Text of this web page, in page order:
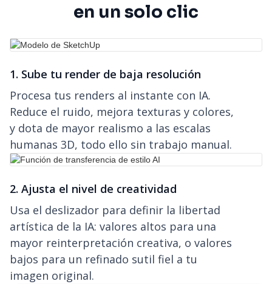
en un solo clic
1. Sube tu render de baja resolución
Procesa tus renders al instante con IA.
Reduce el ruido, mejora texturas y colores,
y dota de mayor realismo a las escalas
humanas 3D, todo ello sin trabajo manual.
2. Ajusta el nivel de creatividad
Usa el deslizador para definir la libertad
artística de la IA: valores altos para una
mayor reinterpretación creativa, o valores
bajos para un refinado sutil fiel a tu
imagen original.